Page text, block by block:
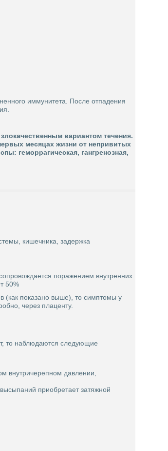
иммунитета. После отпадения
вариантом течения.
месяцах жизни от непривитых
геморрагическая, гангренозная,
кишечника, задержка
поражением внутренних
50%
(как показано выше), то симптомы у
через плаценту.
то наблюдаются следующие
внутричерепном давлении,
приобретает затяжной